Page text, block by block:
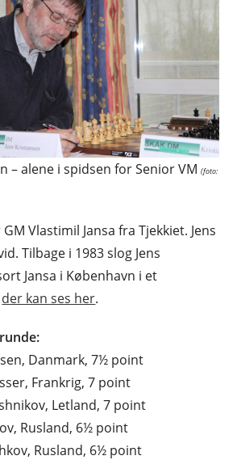
– alene i spidsen for Senior VM(foto:
Vlastimil Jansa fra Tjekkiet. Jens
Tilbage i 1983 slog Jens
Jansa i København i et
der kan ses her.
Danmark, 7½ point
Frankrig, 7 point
Letland, 7 point
Rusland, 6½ point
Rusland, 6½ point